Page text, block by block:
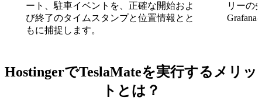
ート、駐車イベントを、正確な開始およ
び終了のタイムスタンプと位置情報とと
もに捕捉します。
リーの
HostingerでTeslaMateを実行するメリッ
トとは？